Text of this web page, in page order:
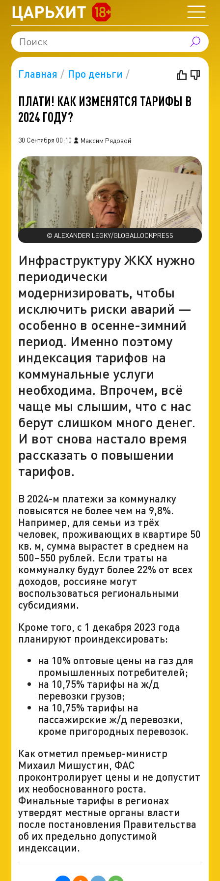
Главная Про деньги
ПЛАТИ! КАК ИЗМЕНЯТСЯ ТАРИФЫ В
2024 ГОДУ?
30 Сентября 00:10 Максим Рядовой
© ALEXANDER LEGKY/GLOBALLOOKPRESS
Инфраструктуру ЖКХ нужно
периодически
модернизировать, чтобы
исключить риски аварий —
особенно в осенне-зимний
период. Именно поэтому
индексация тарифов на
коммунальные услуги
необходима. Впрочем, всё
чаще мы слышим, что с нас
берут слишком много денег.
И вот снова настало время
рассказать о повышении
тарифов.
В 2024-м платежи за коммуналку
повысятся не более чем на 9,8%.
Например, для семьи из трёх
человек, проживающих в квартире 50
кв. м, сумма вырастет в среднем на
500–550 рублей. Если траты на
коммуналку будут более 22% от всех
доходов, россияне могут
воспользоваться региональными
субсидиями.
Кроме того, с 1 декабря 2023 года
планируют проиндексировать:
на 10% оптовые цены на газ для
промышленных потребителей;
на 10,75% тарифы на ж/д
перевозки грузов;
на 10,75% тарифы на
пассажирские ж/д перевозки,
кроме пригородных перевозок.
Как отметил премьер-министр
Михаил Мишустин, ФАС
проконтролирует цены и не допустит
их необоснованного роста.
Финальные тарифы в регионах
утвердят местные органы власти
после постановления Правительства
об их предельно допустимой
индексации.